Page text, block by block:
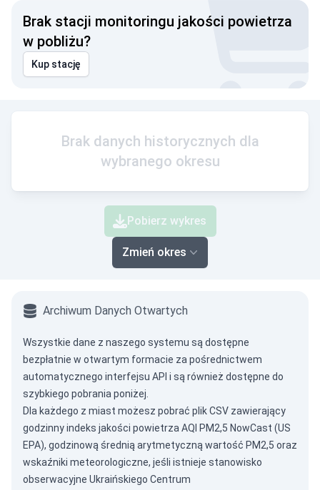
Brak stacji monitoringu jakości powietrza
w pobliżu?
Kup stację
Brak danych historycznych dla
wybranego okresu
Pobierz wykres
Zmień okres
Archiwum Danych Otwartych
Wszystkie dane z naszego systemu są dostępne
bezpłatnie w otwartym formacie za pośrednictwem
automatycznego interfejsu API i są również dostępne do
szybkiego pobrania poniżej.
Dla każdego z miast możesz pobrać plik CSV zawierający
godzinny indeks jakości powietrza AQI PM2,5 NowCast (US
EPA), godzinową średnią arytmetyczną wartość PM2,5 oraz
wskaźniki meteorologiczne, jeśli istnieje stanowisko
obserwacyjne Ukraińskiego Centrum